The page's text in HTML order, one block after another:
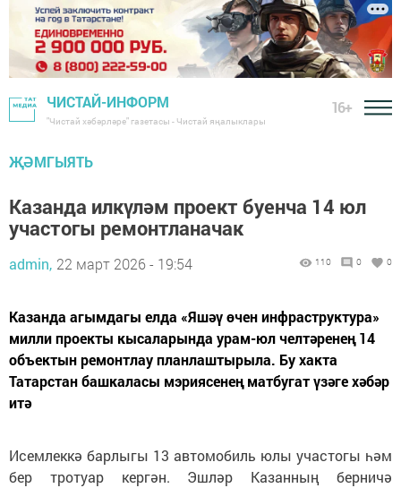
ЧИСТАЙ-ИНФОРМ
"Чистай хәбәрләре" газетасы - Чистай яңалыклары
16+
ҖӘМГЫЯТЬ
Казанда илкүләм проект буенча 14 юл
участогы ремонтланачак
admin, 22 март 2026 - 19:54 110 0 0
Казанда агымдагы елда «Яшәү өчен инфраструктура»
милли проекты кысаларында урам-юл челтәренең 14
объектын ремонтлау планлаштырыла. Бу хакта
Татарстан башкаласы мэриясенең матбугат үзәге хәбәр
итә
Исемлеккә барлыгы 13 автомобиль юлы участогы һәм
бер тротуар кергән. Эшләр Казанның берничә